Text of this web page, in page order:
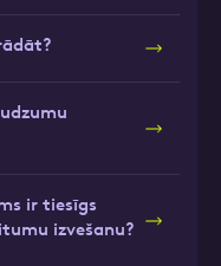
ir tiesīgs
izvešanu?